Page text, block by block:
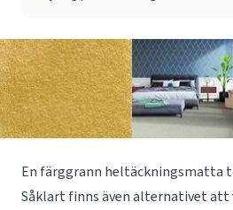
En färggrann heltäckningsmatta
Såklart finns även alternativet att